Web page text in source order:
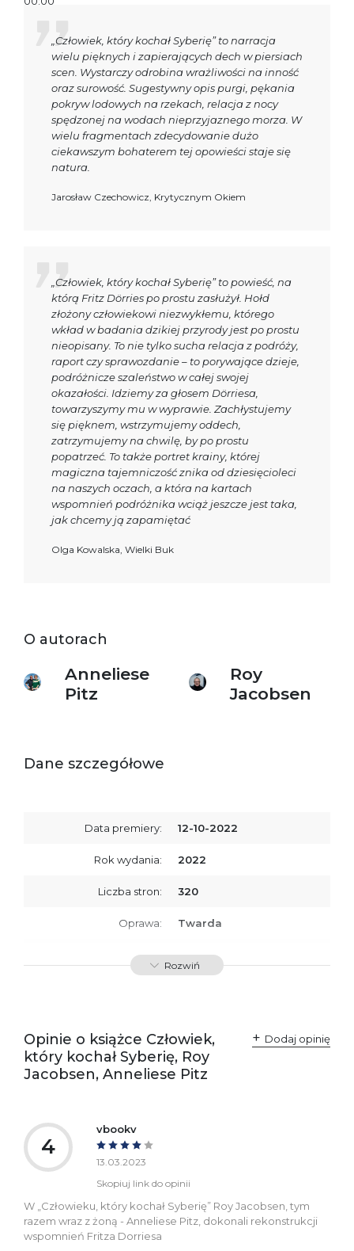
„Człowiek, który kochał Syberię” to narracja
wielu pięknych i zapierających dech w piersiach
scen. Wystarczy odrobina wrażliwości na inność
oraz surowość. Sugestywny opis purgi, pękania
pokryw lodowych na rzekach, relacja z nocy
spędzonej na wodach nieprzyjaznego morza. W
wielu fragmentach zdecydowanie dużo
ciekawszym bohaterem tej opowieści staje się
natura.
Jarosław Czechowicz, Krytycznym Okiem
„Człowiek, który kochał Syberię” to powieść, na
którą Fritz Dörries po prostu zasłużył. Hołd
złożony człowiekowi niezwykłemu, którego
wkład w badania dzikiej przyrody jest po prostu
nieopisany. To nie tylko sucha relacja z podróży,
raport czy sprawozdanie – to porywające dzieje,
podróżnicze szaleństwo w całej swojej
okazałości. Idziemy za głosem Dörriesa,
towarzyszymy mu w wyprawie. Zachłystujemy
się pięknem, wstrzymujemy oddech,
zatrzymujemy na chwilę, by po prostu
popatrzeć. To także portret krainy, której
magiczna tajemniczość znika od dziesięcioleci
na naszych oczach, a która na kartach
wspomnień podróżnika wciąż jeszcze jest taka,
jak chcemy ją zapamiętać
Olga Kowalska, Wielki Buk
O autorach
Anneliese
Pitz
Roy
Jacobsen
Dane szczegółowe
Data premiery: 12-10-2022
Rok wydania: 2022
Liczba stron: 320
Oprawa: Twarda
ISBN 9788367324915
Rozwiń
Opinie o książce Człowiek,
który kochał Syberię, Roy
Jacobsen, Anneliese Pitz
Dodaj opinię
4
vbookv
13.03.2023
Skopiuj link do opinii
W „Człowieku, który kochał Syberię” Roy Jacobsen, tym
razem wraz z żoną - Anneliese Pitz, dokonali rekonstrukcji
wspomnień Fritza Dorriesa